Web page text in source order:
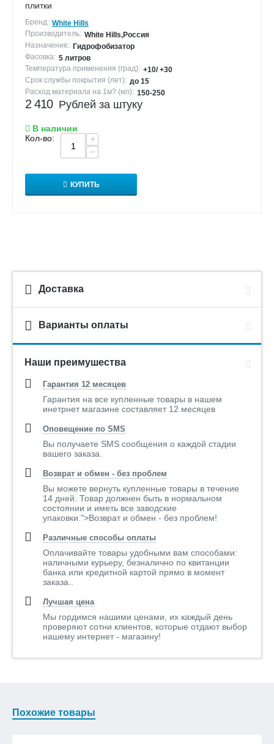
плитки
Бренд: White Hills
Производитель: White Hills,Россия
Назначение: Гидрофобизатор
Фасовка: 5 литров
Температура применения (град): +10/ +30
Срок службы покрытия (лет): до 15
Расход материала на 1м? (мл): 150-250
2 410 Рублей за штуку
В наличии
Кол-во:
+
−
КУПИТЬ
Доставка
Варианты оплаты
Наши преимушества
Гарантия 12 месяцев
Гарантия на все купленные товары в нашем
инетрнет магазине составляет 12 месяцев
Оповещение по SMS
Вы получаете SMS сообщения о каждой стадии
вашего заказа.
Возврат и обмен - без проблем
Вы можете вернуть купленные товары в течение
14 дней. Товар должнен быть в нормальном
состоянии и иметь все заводские
упаковки.">Возврат и обмен - без проблем!
Различные способы оплаты
Оплачивайте товары удобными вам способами:
наличными курьеру, безналично по квитанции
банка или кредитной картой прямо в момент
заказа..
Лучшая цена
Мы гордимся нашими ценами, их каждый день
проверяют сотни клиентов, которые отдают выбор
нашему интернет - магазину!
Похожие товары